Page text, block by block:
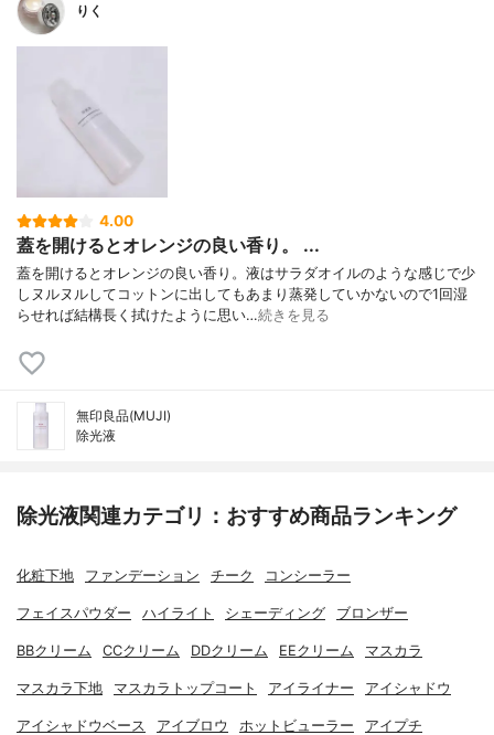
りく
4.00
蓋を開けるとオレンジの良い香り。 ...
蓋を開けるとオレンジの良い香り。液はサラダオイルのような感じで少
しヌルヌルしてコットンに出してもあまり蒸発していかないので1回湿
らせれば結構長く拭けたように思い…続きを見る
無印良品(MUJI)
除光液
除光液関連カテゴリ：おすすめ商品ランキング
化粧下地 ファンデーション チーク コンシーラー
フェイスパウダー ハイライト シェーディング ブロンザー
BBクリーム CCクリーム DDクリーム EEクリーム マスカラ
マスカラ下地 マスカラトップコート アイライナー アイシャドウ
アイシャドウベース アイブロウ ホットビューラー アイプチ